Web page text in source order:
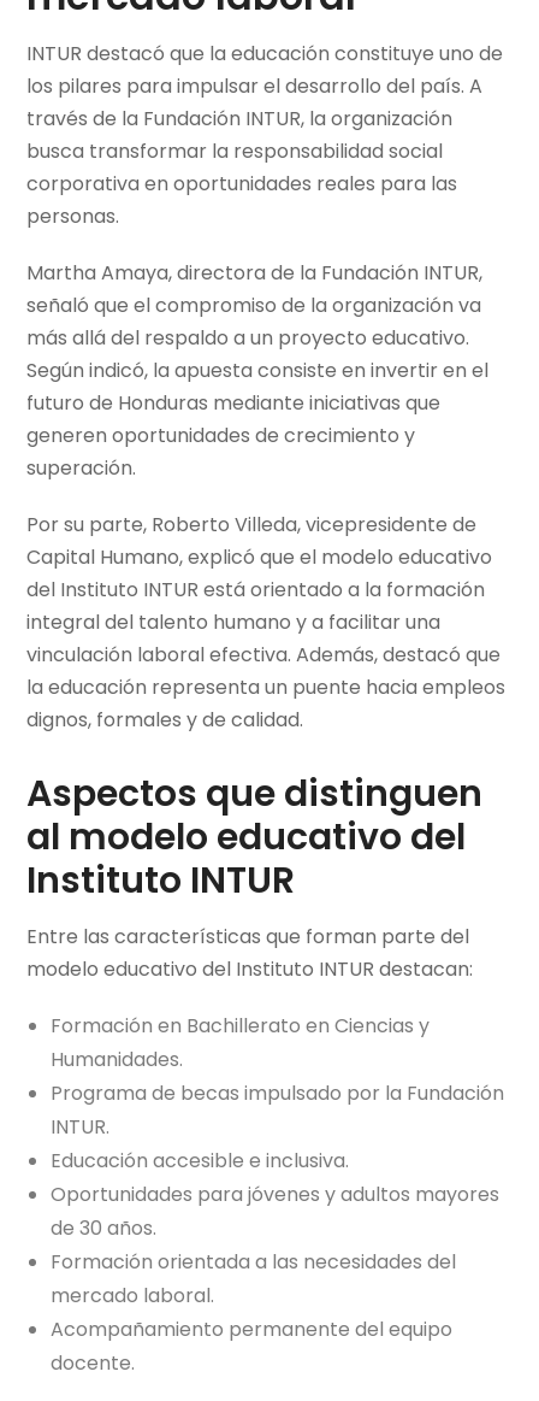
INTUR destacó que la educación constituye uno de
los pilares para impulsar el desarrollo del país. A
través de la Fundación INTUR, la organización
busca transformar la responsabilidad social
corporativa en oportunidades reales para las
personas.
Martha Amaya, directora de la Fundación INTUR,
señaló que el compromiso de la organización va
más allá del respaldo a un proyecto educativo.
Según indicó, la apuesta consiste en invertir en el
futuro de Honduras mediante iniciativas que
generen oportunidades de crecimiento y
superación.
Por su parte, Roberto Villeda, vicepresidente de
Capital Humano, explicó que el modelo educativo
del Instituto INTUR está orientado a la formación
integral del talento humano y a facilitar una
vinculación laboral efectiva. Además, destacó que
la educación representa un puente hacia empleos
dignos, formales y de calidad.
Aspectos que distinguen
al modelo educativo del
Instituto INTUR
Entre las características que forman parte del
modelo educativo del Instituto INTUR destacan:
Formación en Bachillerato en Ciencias y
Humanidades.
Programa de becas impulsado por la Fundación
INTUR.
Educación accesible e inclusiva.
Oportunidades para jóvenes y adultos mayores
de 30 años.
Formación orientada a las necesidades del
mercado laboral.
Acompañamiento permanente del equipo
docente.